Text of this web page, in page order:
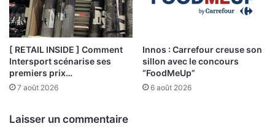
[ RETAIL INSIDE ] Comment
Intersport scénarise ses
premiers prix…
7 août 2026
Innos : Carrefour creuse son
sillon avec le concours
“FoodMeUp”
6 août 2026
Laisser un commentaire